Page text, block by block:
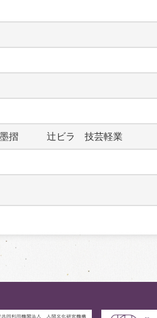
摺　　　辻ビラ　技芸軽業